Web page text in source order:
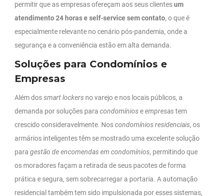
permitir que as empresas ofereçam aos seus clientesum
atendimento 24 horas e self-service sem contato, o que é
especialmente relevante no cenário pós-pandemia, onde a
segurança e a conveniência estão em alta demanda.
Soluções para Condomínios e
Empresas
Além dossmart lockers no varejo e nos locais públicos, a
demanda por soluções para condomínioseempresastem
crescido consideravelmente. Noscondomínios residenciais, os
armários inteligentes têm se mostrado uma excelente solução
para gestão de encomendas em condomínios, permitindo que
os moradores façam a retirada de seus pacotes de forma
prática e segura, sem sobrecarregar a portaria. A automação
residencial também tem sido impulsionada por esses sistemas,